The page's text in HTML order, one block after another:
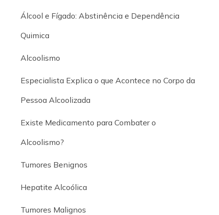
Álcool e Fígado: Abstinência e Dependência
Quimica
Alcoolismo
Especialista Explica o que Acontece no Corpo da
Pessoa Alcoolizada
Existe Medicamento para Combater o
Alcoolismo?
Tumores Benignos
Hepatite Alcoólica
Tumores Malignos